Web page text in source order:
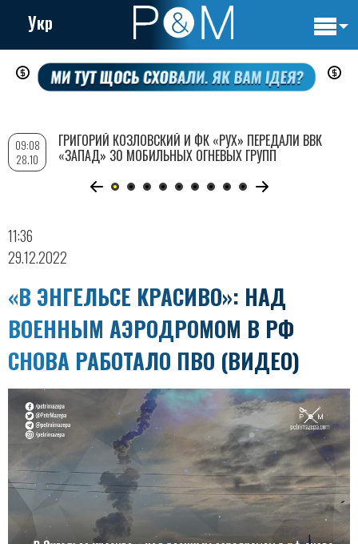
Перейти
содержанию
Укр
11:36
29.12.2022
«В ЭНГЕЛЬСЕ КРАСИВО»: НАД
ВОЕННЫМ АЭРОДРОМОМ В РФ
СНОВА РАБОТАЛО ПВО (ВИДЕО)
09:08
28.10
ГРИГОРИЙ КОЗЛОВСКИЙ И ФК «РУХ» ПЕРЕДАЛИ ВВК
«ЗАПАД» 30 МОБИЛЬНЫХ ОГНЕВЫХ ГРУПП